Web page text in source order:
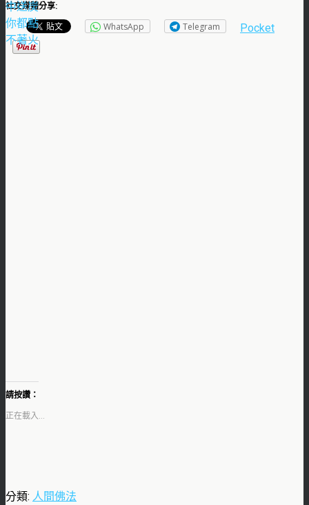
社交媒體分享:
WhatsApp Telegram Pocket
請按讚：
正在載入...
分類: 人間佛法